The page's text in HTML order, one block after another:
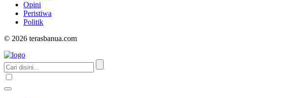
Opini
Peristiwa
Politik
© 2026 terasbanua.com